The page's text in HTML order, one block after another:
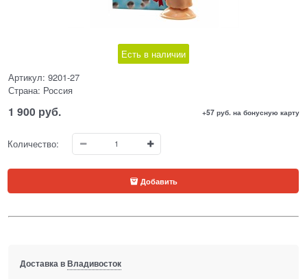
Есть в наличии
Артикул: 9201-27
Страна: Россия
1 900 руб. +57 руб. на бонусную карту
Количество:
Добавить
Доставка вВладивосток